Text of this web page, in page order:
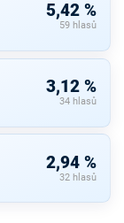
5,42 %
59 hlasů
3,12 %
34 hlasů
2,94 %
32 hlasů